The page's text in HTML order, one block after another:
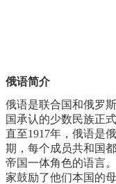
俄语简介
俄语是联合国和俄罗
国承认的少数民族正
直至1917年，俄语是
期，每个成员共和国
帝国一体角色的语言
家鼓励了他们本国的